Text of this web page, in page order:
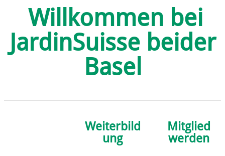
Willkommen bei
JardinSuisse beider
Basel
Weiterbild
ung
Mitglied
werden